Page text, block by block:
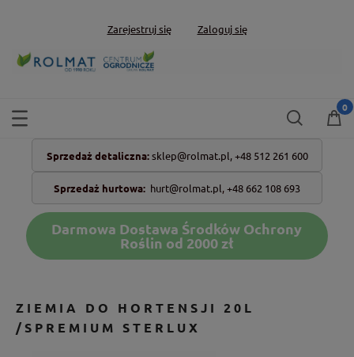
Zarejestruj się Zaloguj się
Sprzedaż detaliczna: sklep@rolmat.pl, +48 512 261 600
Sprzedaż hurtowa: hurt@rolmat.pl,+48 662 108 693
Darmowa Dostawa Środków Ochrony
Roślin od 2000 zł
ZIEMIA DO HORTENSJI 20L
/SPREMIUM STERLUX